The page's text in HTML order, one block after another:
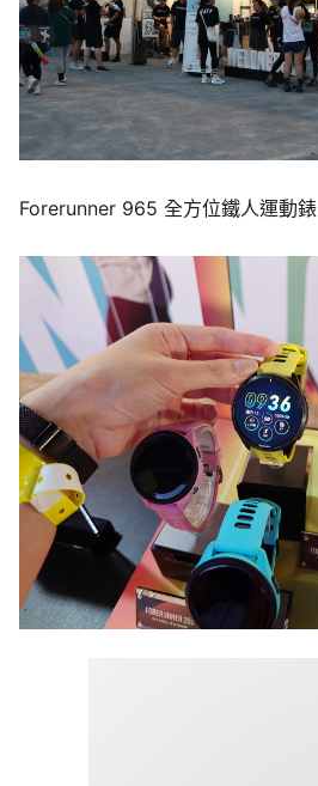
Forerunner 965 全方位鐵人運動錶